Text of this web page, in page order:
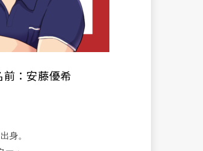
前：安藤優希
身。